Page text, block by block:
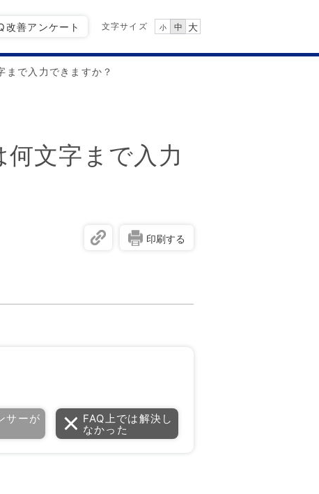
改善アンケート 文字サイズ 小 中 大
まで入力できますか？
何文字まで入力
印刷する
サーが
FAQ上では解決し
なかった